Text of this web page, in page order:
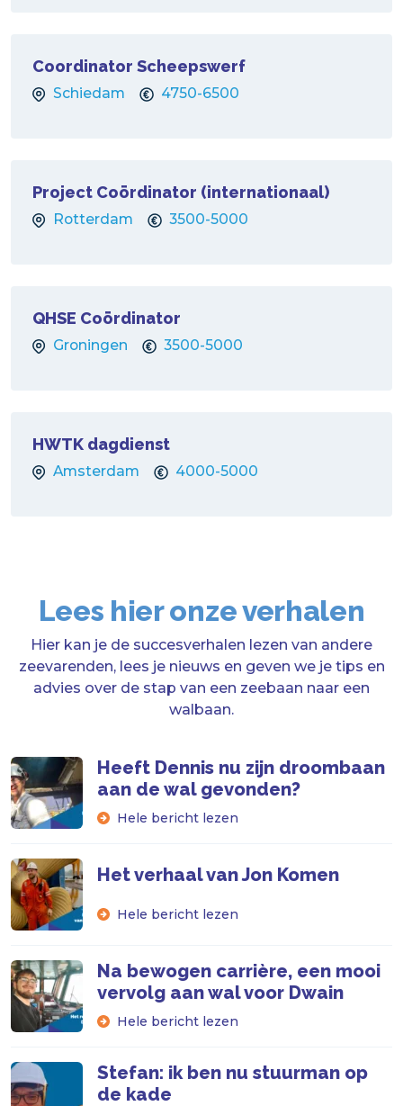
Coordinator Scheepswerf
Schiedam 4750-6500
Project Coördinator (internationaal)
Rotterdam 3500-5000
QHSE Coördinator
Groningen 3500-5000
HWTK dagdienst
Amsterdam 4000-5000
Lees hier onze verhalen
Hier kan je de succesverhalen lezen van andere
zeevarenden, lees je nieuws en geven we je tips en
advies over de stap van een zeebaan naar een
walbaan.
Heeft Dennis nu zijn droombaan
aan de wal gevonden?
Hele bericht lezen
Het verhaal van Jon Komen
Hele bericht lezen
Na bewogen carrière, een mooi
vervolg aan wal voor Dwain
Hele bericht lezen
Stefan: ik ben nu stuurman op
de kade